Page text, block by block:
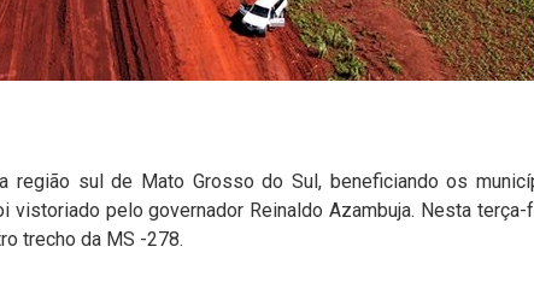
região sul de Mato Grosso do Sul, beneficiando os
vistoriado pelo governador Reinaldo Azambuja. Nesta
trecho da MS -278.